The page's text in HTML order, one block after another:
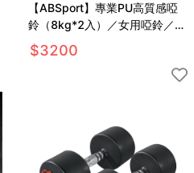
【ABSport】專業PU高質感啞
鈴（8kg*2入）／女用啞鈴／重
量啞鈴／重量訓練
$3200